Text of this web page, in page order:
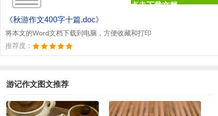
《秋游作文400字十篇.doc》
将本文的Word文档下载到电脑，方便收藏和打印
推荐度：
点击下载文档
游记作文图文推荐